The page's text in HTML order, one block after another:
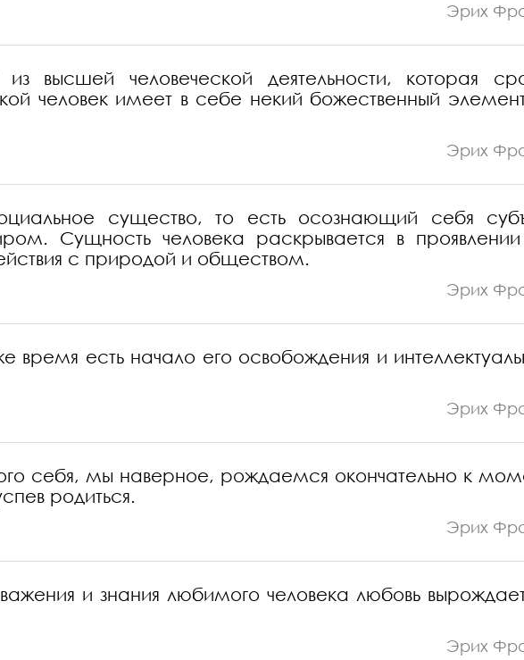
Эрих
высшей человеческой деятельности, которая
человек имеет в себе некий божественный
Эрих
существо, то есть осознающий себя
Сущность человека раскрывается в
с природой и обществом.
Эрих
время есть начало его освобождения и
Эрих
себя, мы наверное, рождаемся окончательно к
родиться.
Эрих
и знания любимого человека любовь
Эрих